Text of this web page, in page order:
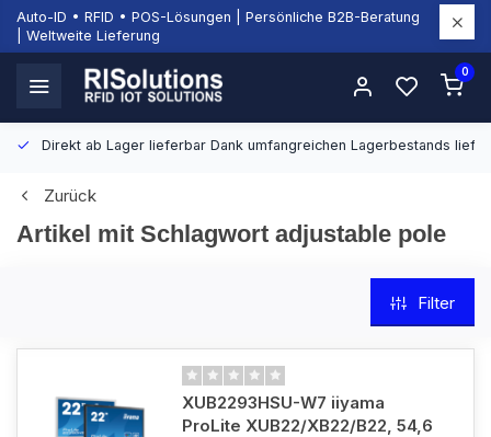
Auto-ID • RFID • POS-Lösungen | Persönliche B2B-Beratung
| Weltweite Lieferung
0
Direkt ab Lager lieferbar Dank umfangreichen Lagerbestands
Zurück
Artikel mit Schlagwort adjustable pole
Filter
XUB2293HSU-W7 iiyama
ProLite XUB22/XB22/B22, 54,6